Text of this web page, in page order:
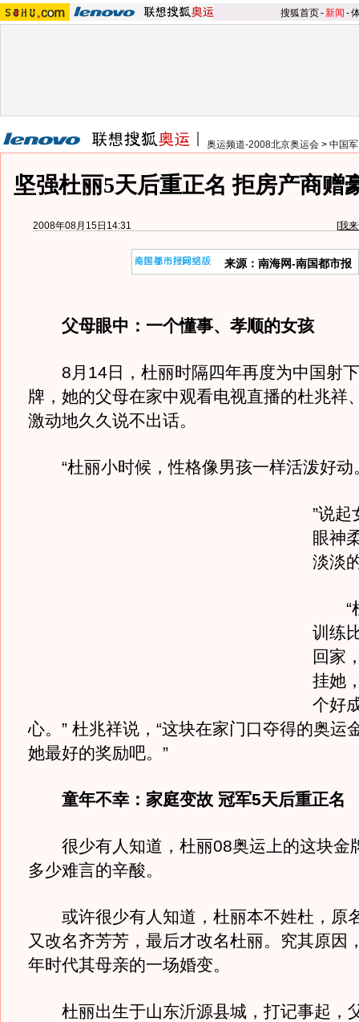
搜狐首页-新闻 -
奥运频道-2008北京奥运会 > 中国
坚强杜丽5天后重正名 拒房产商赠
2008年08月15日14:31 [我
来源：南海网-南国都市报
父母眼中：一个懂事、孝顺的女孩
8月14日，杜丽时隔四年再度为中国射
牌，她的父母在家中观看电视直播的杜兆祥
激动地久久说不出话。
“杜丽小时候，性格像男孩一样活泼好动
”说起
眼神
淡淡
“杜
训练
回家
挂她
个好
心。” 杜兆祥说，“这块在家门口夺得的奥运
她最好的奖励吧。”
童年不幸：家庭变故 冠军5天后重正名
很少有人知道，杜丽08奥运上的这块金
多少难言的辛酸。
或许很少有人知道，杜丽本不姓杜，原
又改名齐芳芳，最后才改名杜丽。究其原因
年时代其母亲的一场婚变。
杜丽出生于山东沂源县城，打记事起，